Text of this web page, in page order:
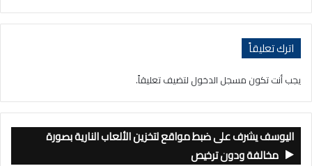
اترك تعليقاً
يجب أنت تكون مسجل الدخول لتضيف تعليقاً.
اليوسف يشرف على ضبط مواقع لتخزين الألعاب النارية بصورة
مخالفة ودون ترخيص